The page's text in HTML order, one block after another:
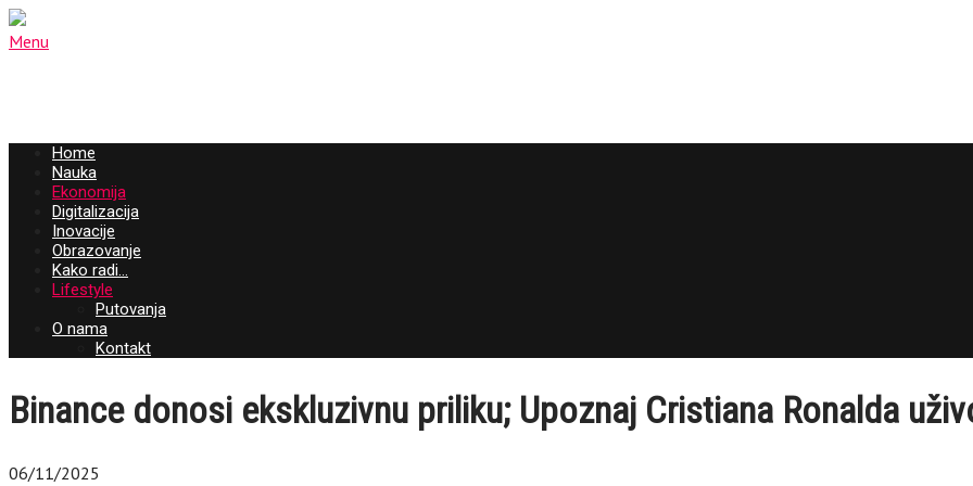
Menu
Home
Nauka
Ekonomija
Digitalizacija
Inovacije
Obrazovanje
Kako radi…
Lifestyle
Putovanja
O nama
Kontakt
Binance donosi ekskluzivnu priliku; Upoznaj Cristiana Ronalda
06/11/2025